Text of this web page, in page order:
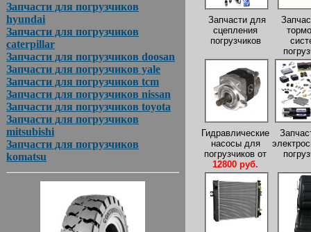
Запчасти для погрузчиков
hyundai
Запчасти для погрузчиков
caterpillar
Запчасти для погрузчиков doosan
Запчасти для погрузчиков yale
Запчасти для погрузчиков tcm
Запчасти для погрузчиков nissan
Запчасти для погрузчиков toyota
Запчасти для погрузчиков
mitsubishi
Запчасти для погрузчиков
komatsu
Запчасти для
сцепления
погрузчиков
Гидравлические
насосы для
погрузчиков от
12800 руб.